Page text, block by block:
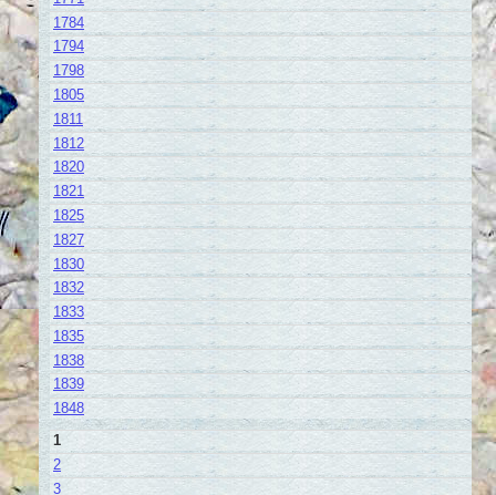
1784
1794
1798
1805
1811
1812
1820
1821
1825
1827
1830
1832
1833
1835
1838
1839
1848
1
2
3